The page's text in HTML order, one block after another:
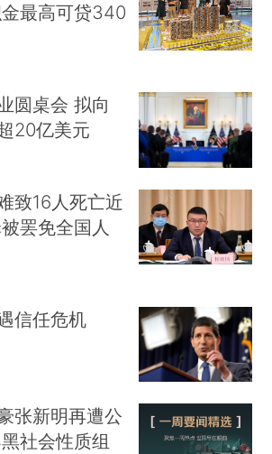
最高可贷340
圆桌会 拟向
20亿美元
致16人死亡近
罢免全国人
信任危机
张新明再遭公
社会性质组